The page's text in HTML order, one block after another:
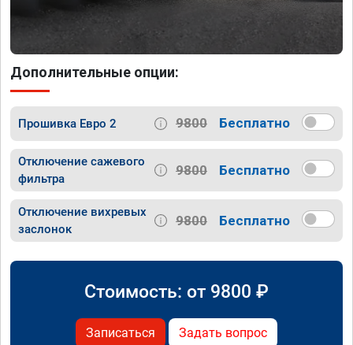
Дополнительные опции:
Прошивка Евро 2 9800 Бесплатно
Отключение сажевого
фильтра
9800 Бесплатно
Отключение вихревых
заслонок
9800 Бесплатно
Стоимость: от 9800 ₽
Записаться Задать вопрос